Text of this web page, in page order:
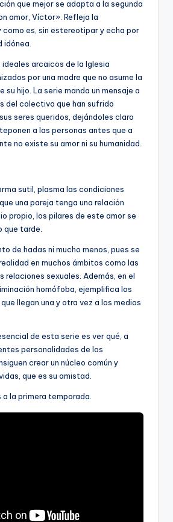
que mejor se adapta a la segunda
amor, Víctor». Refleja la
es, sin estereotipar y echa por
idónea.
arcaicos de la Iglesia
por una madre que no asume la
su hijo. La serie manda un mensaje a
del colectivo que han sufrido
seres queridos, dejándoles claro
a las personas antes que a
no existe su amor ni su humanidad.
sutil, plasma las condiciones
una pareja tenga una relación
propio, los pilares de este amor se
que tarde.
de hadas ni mucho menos, pues se
en muchos ámbitos como las
relaciones sexuales. Además, en el
homófoba, ejemplifica los
llegan una y otra vez a los medios
de esta serie es ver qué, a
personalidades de los
crear un núcleo común y
que es su amistad.
la primera temporada.